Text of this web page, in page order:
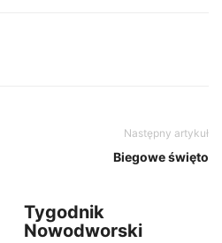
Następny artykuł
Biegowe święto
Tygodnik
Nowodworski